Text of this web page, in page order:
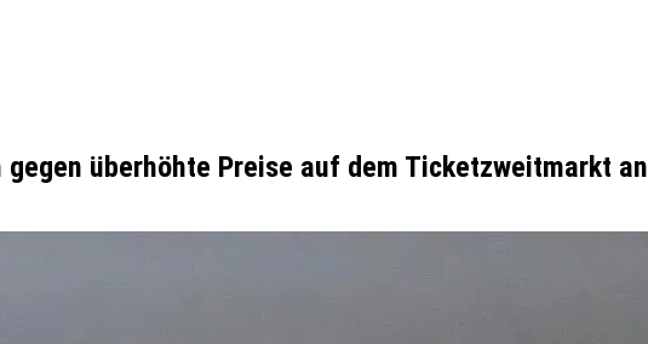
überhöhte Preise auf dem Ticketzweitmarkt an